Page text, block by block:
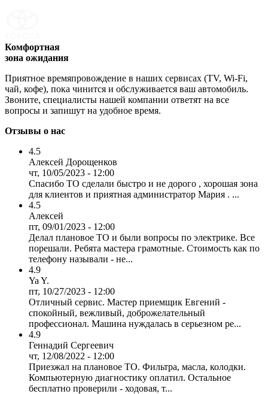
Комфортная
зона ожидания
Приятное времяпровождение в наших сервисах (TV, Wi-Fi,
чай, кофе), пока чинится и обслуживается ваш автомобиль.
Звоните, специалисты нашей компании ответят на все
вопросы и запишут на удобное время.
Отзывы о нас
4.5
Алексей Дорощенков
чт, 10/05/2023 - 12:00
Спасибо ТО сделали быстро и не дорого , хорошая зона
для клиентов и приятная администратор Мария . ...
4.5
Алексей
пт, 09/01/2023 - 12:00
Делал плановое ТО и были вопросы по электрике. Все
порешали. Ребята мастера грамотные. Стоимость как по
телефону называли - не...
4.9
Ya Y.
пт, 10/27/2023 - 12:00
Отличный сервис. Мастер приемщик Евгений -
спокойный, вежливый, доброжелательный
профессионал. Машина нуждалась в серьезном ре...
4.9
Геннадий Сергеевич
чт, 12/08/2022 - 12:00
Приезжал на плановое ТО. Фильтра, масла, колодки.
Компьютерную диагностику оплатил. Остальное
бесплатно проверили - ходовая, т...